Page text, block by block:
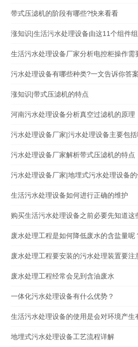
带式压滤机的阶段有哪些?快来看看
涨知识|生活污水处理设备由这11个组件
生活污水处理设备厂家分析电控柜操作需
污水处理设备有哪些种类?一文告诉你答案
涨知识|带式压滤机的特点
河南污水处理设备分析真空过滤机的原理
污水处理设备厂家|污水处理设备主要包
污水处理设备厂家解析带式压滤机的特点
污水处理设备厂家|地埋式污水处理设备
生活污水处理设备如何进行正确的维护
购买生活污水处理设备之前必要先知道这
废水处理工程是如何降低废水的含盐量呢
废水处理工程要安装的污水处理装置要注
废水处理工程经常会见到含油废水
一体化污水处理设备有什么优势？
生活污水处理设备的使用是会对环境产生
地埋式污水处理设备工艺流程详解